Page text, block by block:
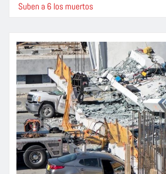
Suben a 6 los muertos